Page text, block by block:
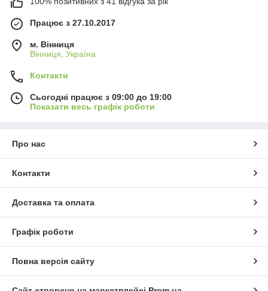
Працює з 27.10.2017
м. Вінниця
Вінниця, Україна
Контакти
Сьогодні працює з 09:00 до 19:00
Показати весь графік роботи
Про нас
Контакти
Доставка та оплата
Графік роботи
Повна версія сайту